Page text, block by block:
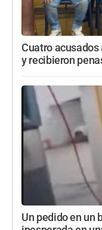
Cuatro
y recibieron
Un pedido en un